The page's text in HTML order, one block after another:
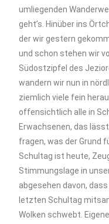
umliegenden
geht’s. Hinüber ins
der wir gestern
und schon stehen wir
Südostzipfel des
wandern wir nun in
ziemlich viele fein
offensichtlich alle in
Erwachsenen, das
fragen, was der Grund
Schultag ist heute,
Stimmungslage in
abgesehen davon,
letzten Schultag
Wolken schwebt.